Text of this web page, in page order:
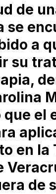
de
se
a
su
el
en la
de